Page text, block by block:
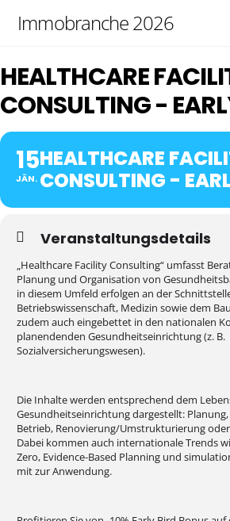
Immobranche 2026
HEALTHCARE
CONSULTING -
15
JÄN.
HEALTHCARE
CONSULTING -
Veranstaltungsdetails
„Healthcare Facility Consulting“ umfasst
Planung und Organisation von
in diesem Umfeld erfolgen an der
Betriebswissenschaft, Medizin sowie dem
zudem auch eingebettet in den nationalen
planendenden Gesundheitseinrichtung (z. B.
Sozialversicherungswesen).
Die Inhalte werden entsprechend dem
Gesundheitseinrichtung dargestellt:
Betrieb, Renovierung/Umstrukturierung
Dabei kommen auch internationale Trends
Zero, Evidence-Based Planning und
mit zur Anwendung.